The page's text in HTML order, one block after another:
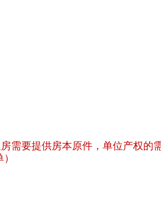
需要提供房本原件，单位产权